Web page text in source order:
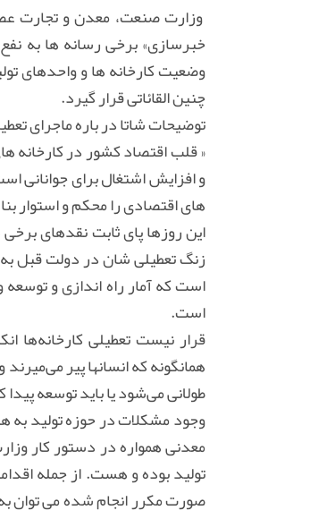
وزارت صنعت، معدن و تجارت
خبرسازی» برخی رسانه ها به
وضعیت کارخانه ها و واحدهای
چنین القائاتی قرار گیرد.
توضیحات شاتا در باره ماجرای
« قلب اقتصاد کشور در کارخانه
و افزایش اشتغال برای جوانانی
های اقتصادی را محکم و استوار
این روزها پای ثابت نقدهای
زنگ تعطیلی شان در دولت قبل به
است.
قرار نیست تعطیلی کارخانه‌ها
همانگونه که انسانها پیر
طولانی می‌شود یا باید توسعه
وجود مشکلات در حوزه تولید
معدنی همواره در دستور کار
تولید بوده و هست. از جمله
صورت مکرر انجام شده می توان